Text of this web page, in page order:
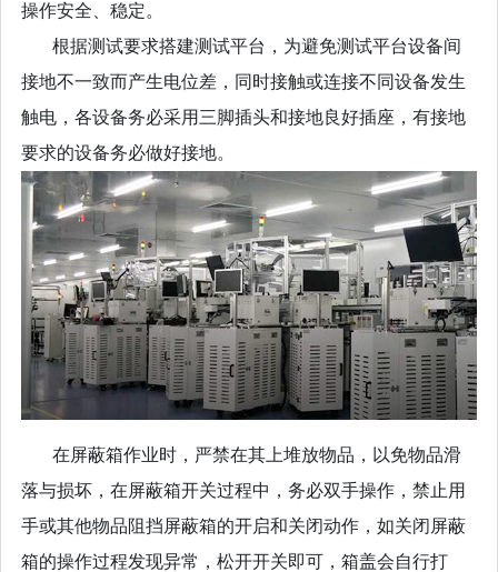
操作安全、稳定。
根据测试要求搭建测试平台，为避免测试平台设备间
接地不一致而产生电位差，同时接触或连接不同设备发生
触电，各设备务必采用三脚插头和接地良好插座，有接地
要求的设备务必做好接地。
在屏蔽箱作业时，严禁在其上堆放物品，以免物品滑
落与损坏，在屏蔽箱开关过程中，务必双手操作，禁止用
手或其他物品阻挡屏蔽箱的开启和关闭动作，如关闭屏蔽
箱的操作过程发现异常，松开开关即可，箱盖会自行打